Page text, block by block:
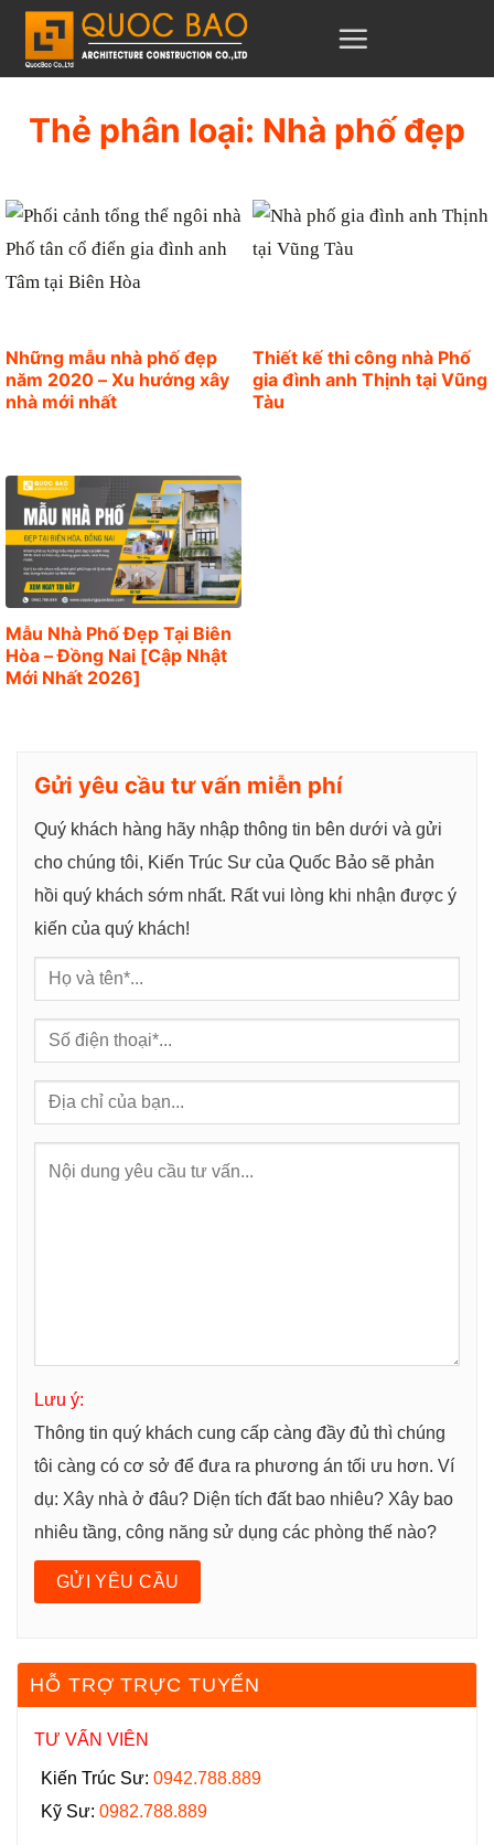
u
đ
ế
n
ộ
d
n
Thẻ phân loại: Nhà phố đẹp
Những mẫu nhà phố đẹp
năm 2020 – Xu hướng xây
nhà mới nhất
Thiết kế thi công nhà Phố
gia đình anh Thịnh tại Vũng
Tàu
Mẫu Nhà Phố Đẹp Tại Biên
Hòa – Đồng Nai [Cập Nhật
Mới Nhất 2026]
Gửi yêu cầu tư vấn miễn phí
Quý khách hàng hãy nhập thông tin bên dưới và gửi
cho chúng tôi, Kiến Trúc Sư của Quốc Bảo sẽ phản
hồi quý khách sớm nhất. Rất vui lòng khi nhận được ý
kiến của quý khách!
Lưu ý:
Thông tin quý khách cung cấp càng đầy đủ thì chúng
tôi càng có cơ sở để đưa ra phương án tối ưu hơn. Ví
dụ: Xây nhà ở đâu? Diện tích đất bao nhiêu? Xây bao
nhiêu tầng, công năng sử dụng các phòng thế nào?
HỖ TRỢ TRỰC TUYẾN
TƯ VẤN VIÊN
Kiến Trúc Sư: 0942.788.889
Kỹ Sư: 0982.788.889